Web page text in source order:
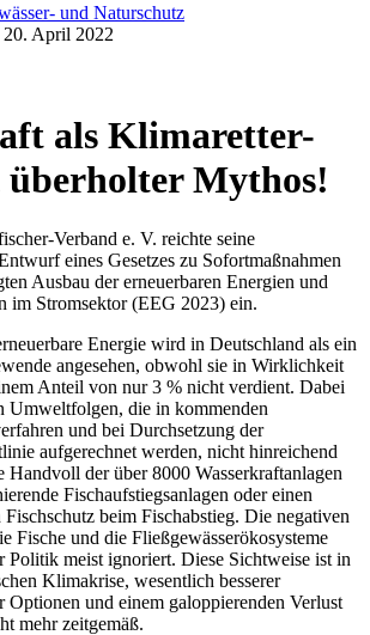
und Naturschutz
April 2022
als Klimaretter-
überholter Mythos!
Verband e. V. reichte seine
eines Gesetzes zu Sofortmaßnahmen
Ausbau der erneuerbaren Energien und
im Stromsektor (EEG 2023) ein.
Energie wird in Deutschland als ein
angesehen, obwohl sie in Wirklichkeit
Anteil von nur 3 % nicht verdient. Dabei
Umweltfolgen, die in kommenden
und bei Durchsetzung der
aufgerechnet werden, nicht hinreichend
Handvoll der über 8000 Wasserkraftanlagen
Fischaufstiegsanlagen oder einen
Fischschutz beim Fischabstieg. Die negativen
Fische und die Fließgewässerökosysteme
Politik meist ignoriert. Diese Sichtweise ist in
Klimakrise, wesentlich besserer
Optionen und einem galoppierenden Verlust
mehr zeitgemäß.